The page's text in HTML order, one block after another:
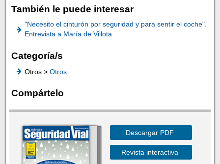
También le puede interesar
"Necesito el cinturón por seguridad y para sentir el coche".
Entrevista a María de Villota
Categoría/s
Otros > Otros
Compártelo
Descargar PDF
Revista interactiva